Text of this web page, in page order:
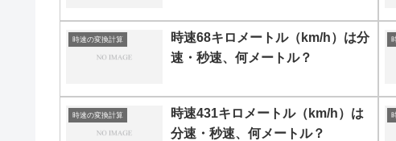
時速の変換計算
時速68キロメートル（km/h）は分
速・秒速、何メートル？
時速の変換計算
時速431キロメートル（km/h）は
分速・秒速、何メートル？